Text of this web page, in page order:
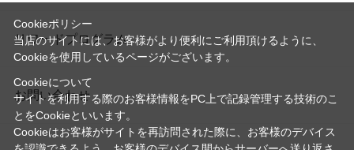
リワードプログラム
お問い合わせ
Cookieポリシー
当店のサイトには、お客様がより便利にご利用頂けるように、
Cookieを使用しているページがございます。
Cookieについて
サイトを利用する際のお客様情報をPC上で記録管理する技術のこ
とをCookieといいます。
Cookieはお客様がサイトを再訪問された際に、お客様のデバイス